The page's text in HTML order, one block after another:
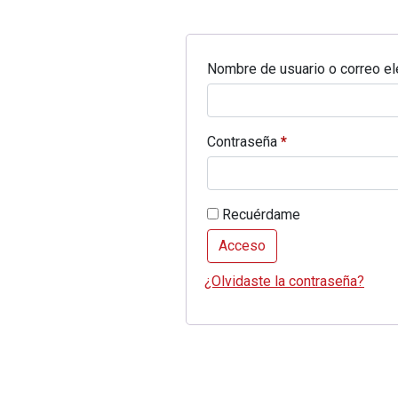
Nombre de usuario o correo
Contraseña *Obligatorio
Recuérdame
Acceso
¿Olvidaste la contraseña?